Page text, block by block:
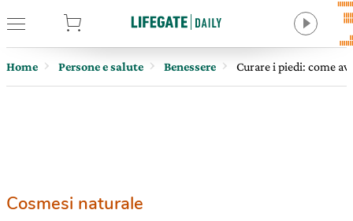
Home Persone e salute Benessere Curare i piedi: come
Cosmesi naturale